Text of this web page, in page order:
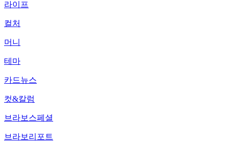
라이프
컬처
머니
테마
카드뉴스
컷&칼럼
브라보스페셜
브라보리포트